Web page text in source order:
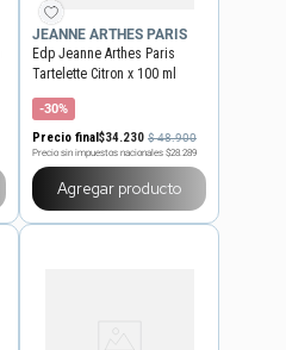
JEANNE ARTHES PARIS
Edp Jeanne Arthes Paris
Tartelette Citron x 100 ml
-30%
Precio final$34.230 $48.900
Precio sin impuestos nacionales $28.289
Agregar producto